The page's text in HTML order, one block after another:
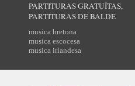
PARTITURAS GRATUÍTAS,
PARTITURAS DE BALDE
musica bretona
musica escocesa
musica irlandesa